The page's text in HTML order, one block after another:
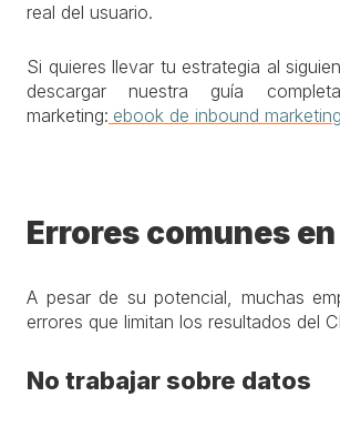
real del usuario.
Si quieres llevar tu estrategia al
descargar nuestra guía
marketing: ebook de inbound marketing
Errores comunes en
A pesar de su potencial, muchas
errores que limitan los resultados del
No trabajar sobre datos